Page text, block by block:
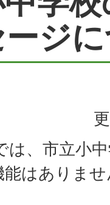
ジ
は、市立小
能はありま